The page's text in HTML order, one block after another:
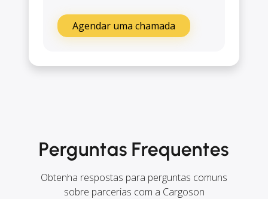
Agendar uma chamada
Perguntas Frequentes
Obtenha respostas para perguntas comuns
sobre parcerias com a Cargoson